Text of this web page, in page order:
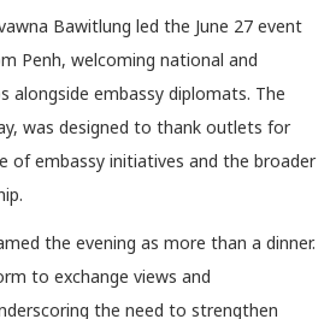
Bawitlung led the June 27 event
Penh, welcoming national and
alongside embassy diplomats. The
was designed to thank outlets for
of embassy initiatives and the broader
the evening as more than a dinner.
to exchange views and
the need to strengthen